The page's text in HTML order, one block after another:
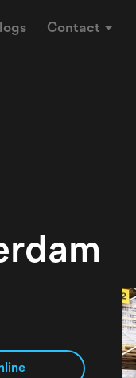
Contact